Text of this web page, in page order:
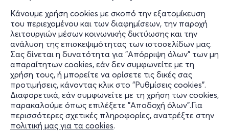
Κάνουμε χρήση cookies με σκοπό την εξατομίκευση
του περιεχομένου και των διαφημίσεων, την παροχή
λειτουργιών μέσων κοινωνικής δικτύωσης και την
ανάλυση της επισκεψιμότητας των ιστοσελίδων μας.
Σας δίνεται η δυνατότητα για "Απόρριψη όλων" των μη
απαραίτητων cookies, εάν δεν συμφωνείτε με τη
χρήση τους, ή μπορείτε να ορίσετε τις δικές σας
προτιμήσεις, κάνοντας κλικ στο "Ρυθμίσεις cookies".
Διαφορετικά, εάν συμφωνείτε με τη χρήση των cookies,
παρακαλούμε όπως επιλέξετε "Αποδοχή όλων".Για
περισσότερες σχετικές πληροφορίες, ανατρέξτε στην
πολιτική μας για τα cookies.
Εισιτήρια
Σαβ, 31/10
18:00
ΠΟΙΟΣ ΦΟΒΑΤΑΙ ΤΗΝ ΒΙΡΤΖΙΝΙΑ ΓΟΥΛΦ 2ος
ΧΡΟΝΟΣ
Λεωφόρος Αλεξάνδρας 74, 114 73
Θέατρο Ζίνα - Εξάρχεια, Αττική